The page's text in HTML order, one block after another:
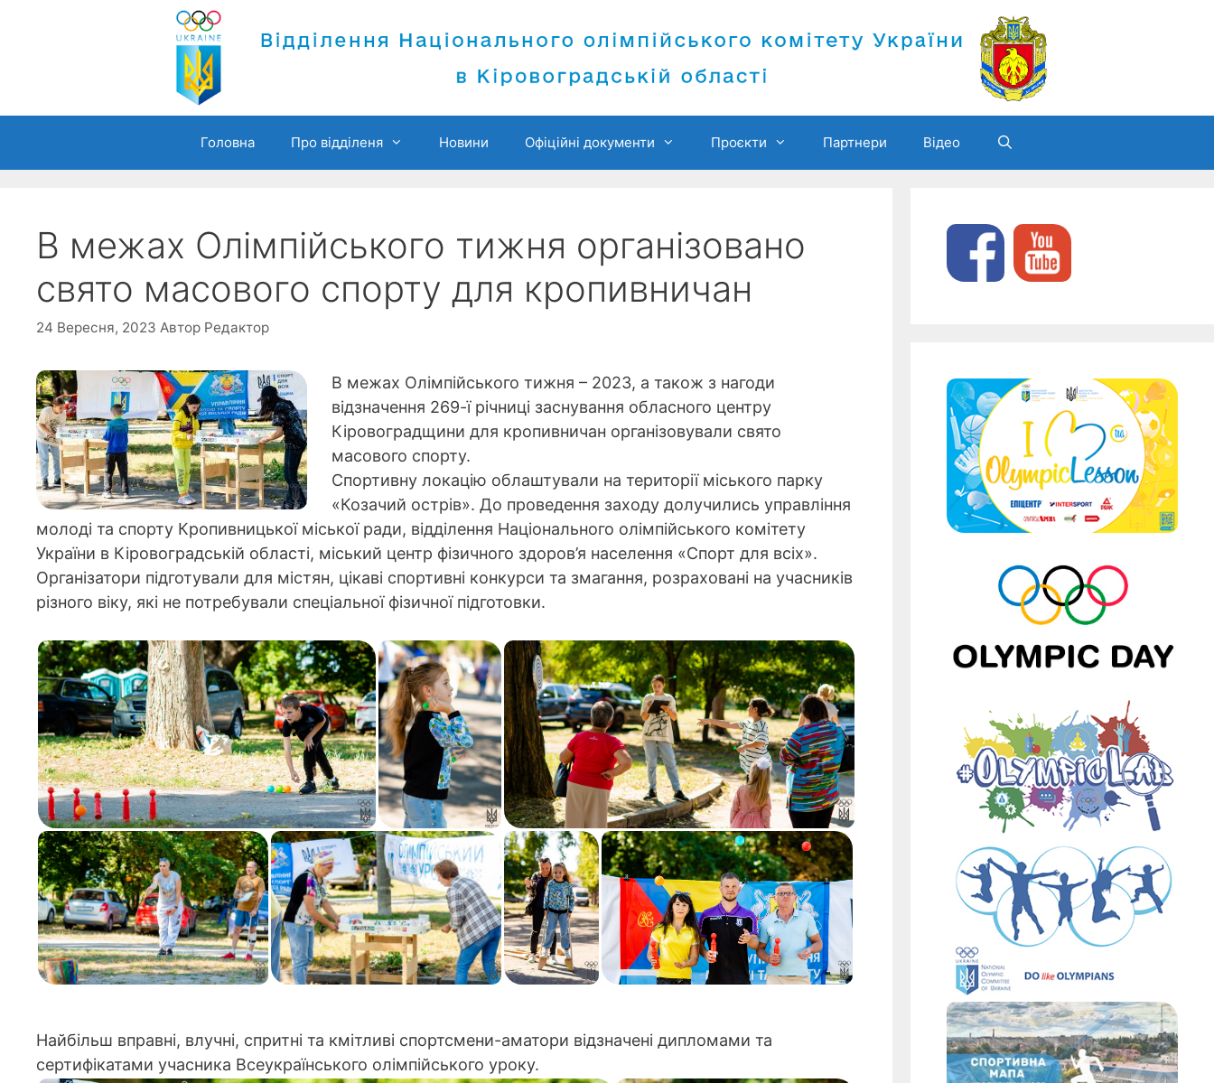
Головна Про відділеня Новини Офіційні документи Проєкти Партнери Відео
В межах Олімпійського тижня організовано
свято масового спорту для кропивничан
24 Вересня, 2023 Автор Редактор
В межах Олімпійського тижня – 2023, а також з нагоди
відзначення 269-ї річниці заснування обласного центру
Кіровоградщини для кропивничан організовували свято
масового спорту.
Спортивну локацію облаштували на території міського парку
«Козачий острів». До проведення заходу долучились управління
молоді та спорту Кропивницької міської ради, відділення Національного олімпійського комітету
України в Кіровоградській області, міський центр фізичного здоров’я населення «Спорт для всіх».
Організатори підготували для містян, цікаві спортивні конкурси та змагання, розраховані на учасників
різного віку, які не потребували спеціальної фізичної підготовки.
Найбільш вправні, влучні, спритні та кмітливі спортсмени-аматори відзначені дипломами та
сертифікатами учасника Всеукраїнського олімпійського уроку.